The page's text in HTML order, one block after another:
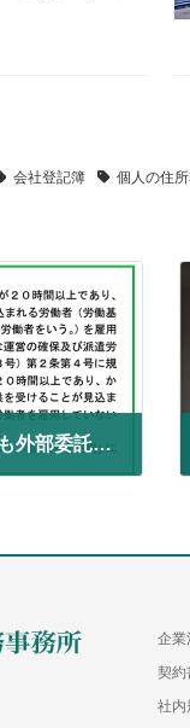
会社登記簿 個人の住
フリーランス新法 小規模でも外部委託に注意
企業
契約
社内